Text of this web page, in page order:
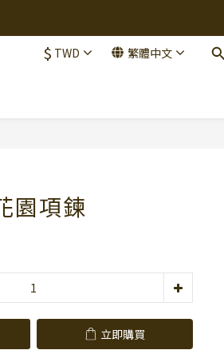
$ TWD 繁體中文
園項鍊
立即購買